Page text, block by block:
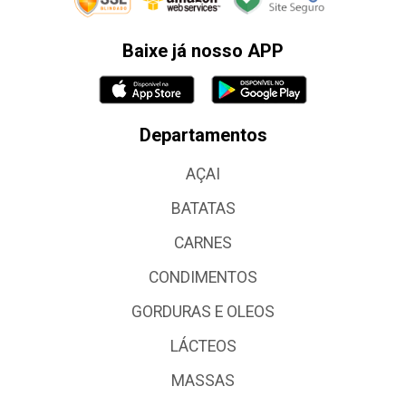
Baixe já nosso APP
Departamentos
AÇAI
BATATAS
CARNES
CONDIMENTOS
GORDURAS E OLEOS
LÁCTEOS
MASSAS